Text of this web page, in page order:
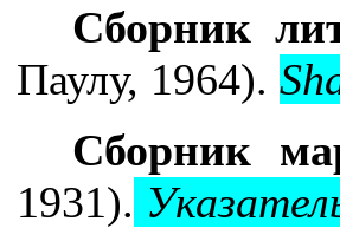
Сборник
Паулу, 1964).
Сборник
1931).